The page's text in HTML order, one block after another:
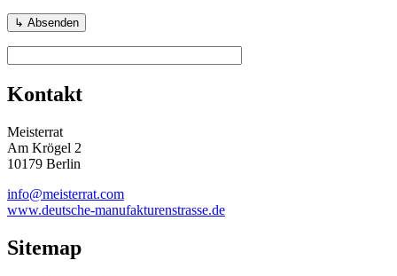
Kontakt
Meisterrat
Am Krögel 2
10179 Berlin
info@meisterrat.com
www.deutsche-manufakturenstrasse.de
Sitemap